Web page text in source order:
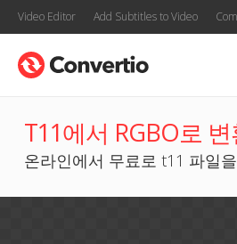
Video Editor Add Subtitles to Video
T11에서 RGBO로
온라인에서 무료로 t11 파일